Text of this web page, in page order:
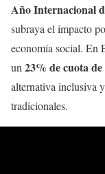
Año Internacional
subraya el impacto
economía social. En
un 23% de cuota
alternativa inclusiva
tradicionales.